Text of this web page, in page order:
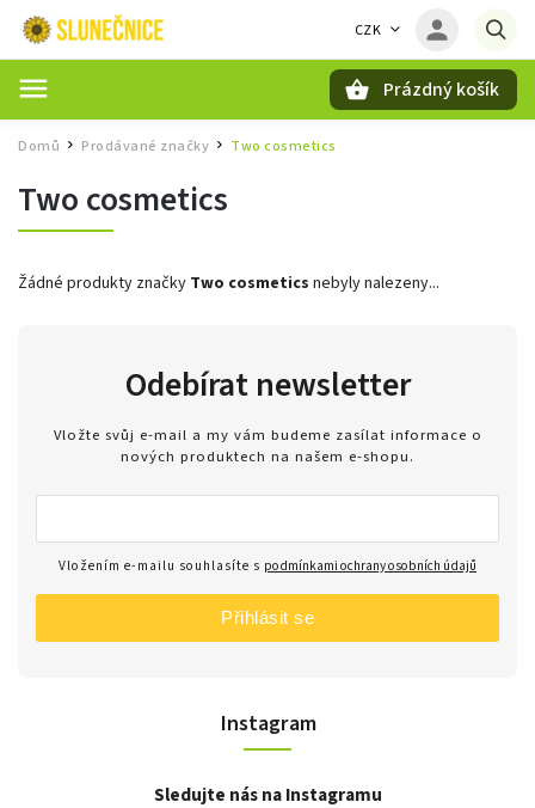
CZK
Prázdný košík
Domů / Prodávané značky / Two cosmetics
Two cosmetics
Žádné produkty značky Two cosmetics nebyly nalezeny...
Instagram
Sledujte nás na Instagramu
Odebírat newsletter
Vložte svůj e-mail a my vám budeme zasílat informace o
nových produktech na našem e-shopu.
Vložením e-mailu souhlasíte s podmínkami ochrany osobních údajů
Přihlásit se